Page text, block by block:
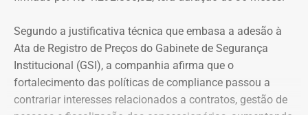
Segundo a justificativa técnica que embasa a adesão à
Ata de Registro de Preços do Gabinete de Segurança
Institucional (GSI), a companhia afirma que o
fortalecimento das políticas de compliance passou a
contrariar interesses relacionados a contratos, gestão de